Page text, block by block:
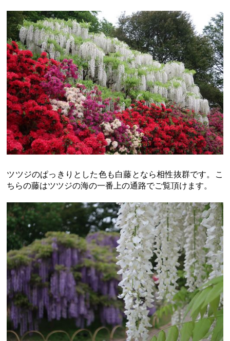
ツツジのぱっきりとした色も白藤となら相性抜群です。こ
ちらの藤はツツジの海の一番上の通路でご覧頂けます。